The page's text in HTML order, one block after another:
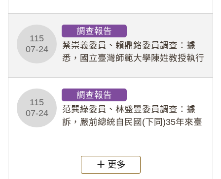
行拍攝特定樣態性影像並以手機傳送
劉師。該生因畏懼成
115
07-24
調查報告
蔡崇義委員、賴鼎銘委員調查：據
悉，國立臺灣師範大學陳姓教授執行
術倫理等情案調查報告。(115教調
31)
115
07-24
調查報告
范巽綠委員、林盛豐委員調查：據
訴，嚴前總統自民國(下同)35年來臺
過世後，總統府於89年間函請其家屬
繼續留住
更多